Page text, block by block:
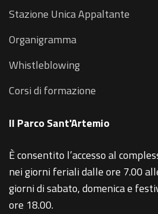
Stazione Unica Appaltante
Organigramma
Whistleblowing
Corsi di formazione
Il Parco Sant'Artemio
È consentito l’accesso al
nei giorni feriali dalle ore 7.00
giorni di sabato, domenica e
ore 18.00.